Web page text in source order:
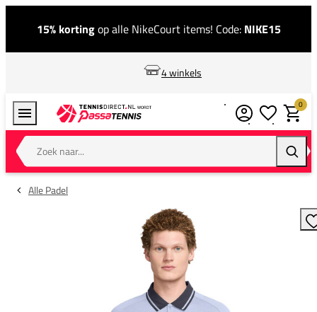
15% kortingop alle NikeCourt items! Code: NIKE15
4 winkels
Zoek naar...
0
Alle Padel